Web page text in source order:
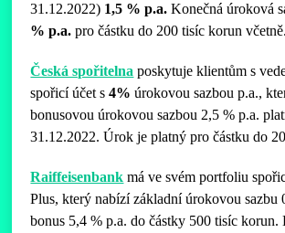
31.12.2022) 1,5 % p.a. Konečná úroková
% p.a.pro částku do 200 tisíc korun včetně.
Česká spořitelna poskytuje klientům s
spořicí účet s4% úrokovou sazbou p.a.,
bonusovou úrokovou sazbou 2,5 % p.a.
31.12.2022. Úrok je platný pro částku do
Raiffeisenbank má ve svém portfoliu
Plus, který nabízí základní úrokovou sazbu
bonus 5,4 % p.a. do částky 500 tisíc korun.